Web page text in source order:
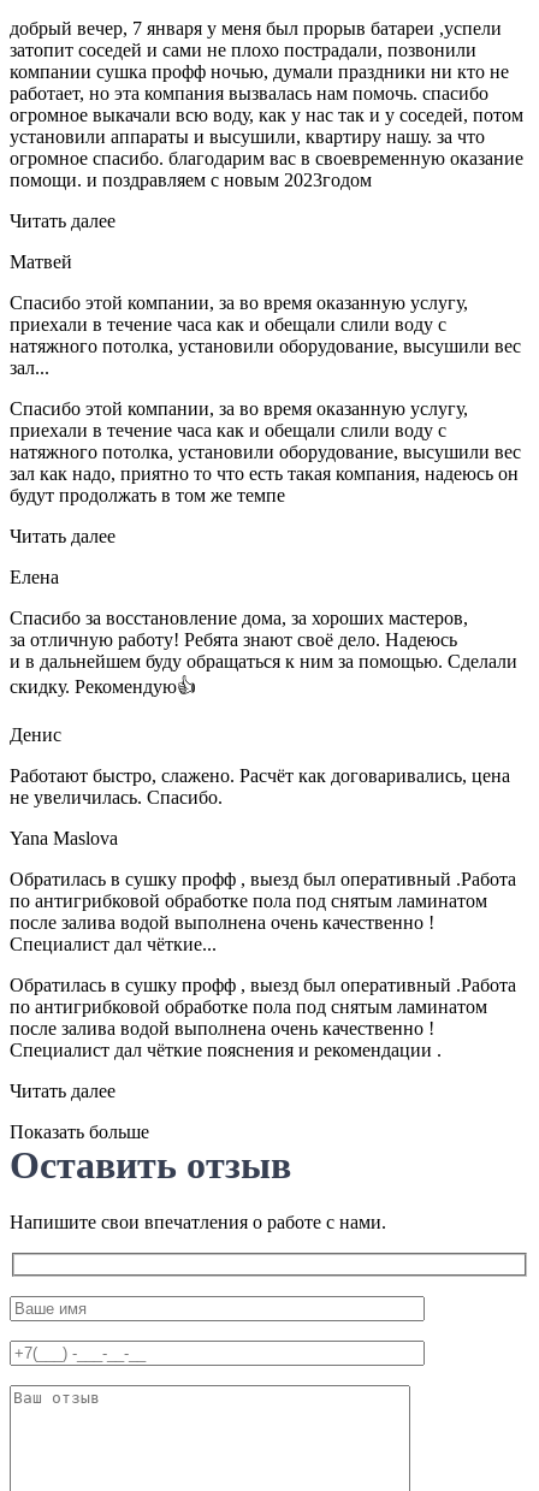
добрый вечер, 7 января у меня был прорыв батареи ,успели
затопит соседей и сами не плохо пострадали, позвонили
компании сушка профф ночью, думали праздники ни кто не
работает, но эта компания вызвалась нам помочь. спасибо
огромное выкачали всю воду, как у нас так и у соседей, потом
установили аппараты и высушили, квартиру нашу. за что
огромное спасибо. благодарим вас в своевременную оказание
помощи. и поздравляем с новым 2023годом
Читать далее
Матвей
Спасибо этой компании, за во время оказанную услугу,
приехали в течение часа как и обещали слили воду с
натяжного потолка, установили оборудование, высушили вес
зал...
Спасибо этой компании, за во время оказанную услугу,
приехали в течение часа как и обещали слили воду с
натяжного потолка, установили оборудование, высушили вес
зал как надо, приятно то что есть такая компания, надеюсь он
будут продолжать в том же темпе
Читать далее
Елена
Спасибо за восстановление дома, за хороших мастеров,
за отличную работу! Ребята знают своё дело. Надеюсь
и в дальнейшем буду обращаться к ним за помощью. Сделали
скидку. Рекомендую👍
Денис
Работают быстро, слажено. Расчёт как договаривались, цена
не увеличилась. Спасибо.
Yana Maslova
Обратилась в сушку профф , выезд был оперативный .Работа
по антигрибковой обработке пола под снятым ламинатом
после залива водой выполнена очень качественно !
Специалист дал чёткие...
Обратилась в сушку профф , выезд был оперативный .Работа
по антигрибковой обработке пола под снятым ламинатом
после залива водой выполнена очень качественно !
Специалист дал чёткие пояснения и рекомендации .
Читать далее
Показать больше
Оставить отзыв
Напишите свои впечатления о работе с нами.